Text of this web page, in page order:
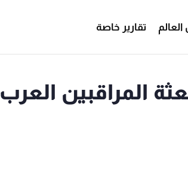
تقارير خاصة
المراقبين العرب